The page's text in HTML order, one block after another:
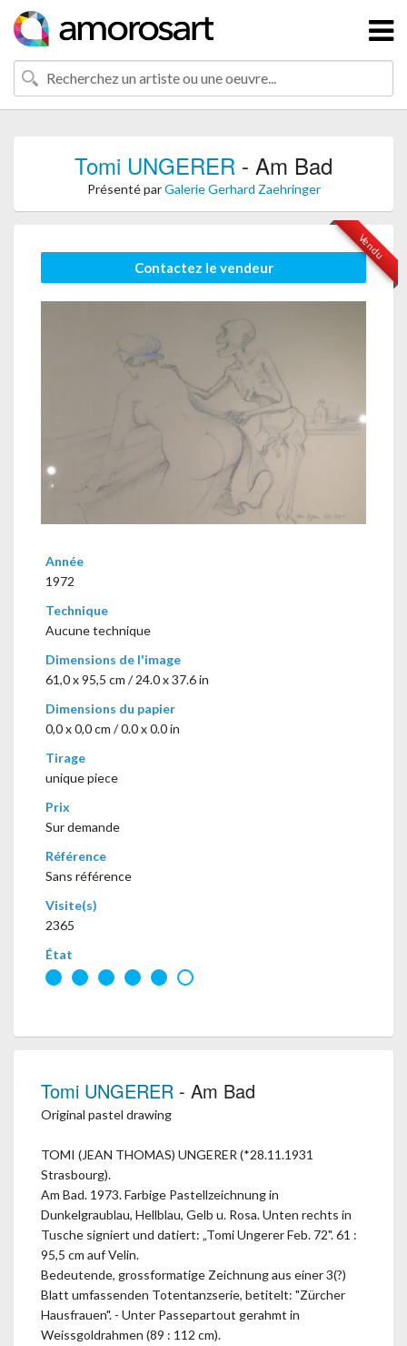
Tomi UNGERER - Am Bad
Présenté parGalerie Gerhard Zaehringer
Vendu
Contactez le vendeur
Année
1972
Technique
Aucune technique
Dimensions de l'image
61,0 x 95,5 cm / 24.0 x 37.6 in
Dimensions du papier
0,0 x 0,0 cm / 0.0 x 0.0 in
Tirage
unique piece
Prix
Sur demande
Référence
Sans référence
Visite(s)
2365
État
Tomi UNGERER - Am Bad
Original pastel drawing
TOMI (JEAN THOMAS) UNGERER (*28.11.1931
Strasbourg).
Am Bad. 1973. Farbige Pastellzeichnung in
Dunkelgraublau, Hellblau, Gelb u. Rosa. Unten rechts in
Tusche signiert und datiert: „Tomi Ungerer Feb. 72". 61 :
95,5 cm auf Velin.
Bedeutende, grossformatige Zeichnung aus einer 3(?)
Blatt umfassenden Totentanzserie, betitelt: "Zürcher
Hausfrauen". - Unter Passepartout gerahmt in
Weissgoldrahmen (89 : 112 cm).